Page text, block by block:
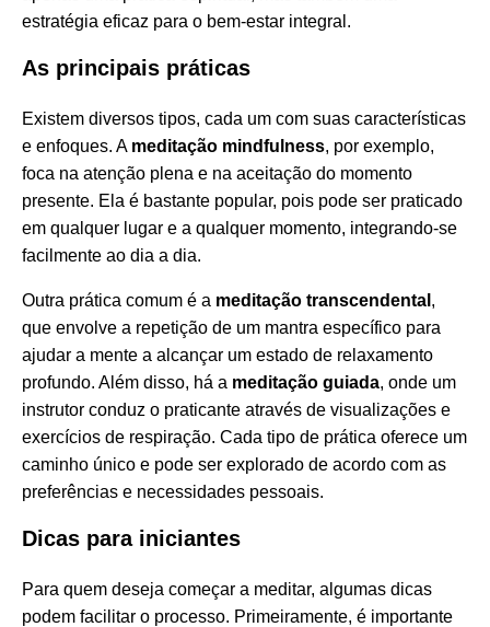
estratégia eficaz para o bem-estar integral.
As principais práticas
Existem diversos tipos, cada um com suas características
e enfoques. A meditação mindfulness, por exemplo,
foca na atenção plena e na aceitação do momento
presente. Ela é bastante popular, pois pode ser praticado
em qualquer lugar e a qualquer momento, integrando-se
facilmente ao dia a dia.
Outra prática comum é a meditação transcendental ,
que envolve a repetição de um mantra específico para
ajudar a mente a alcançar um estado de relaxamento
profundo. Além disso, há a meditação guiada, onde um
instrutor conduz o praticante através de visualizações e
exercícios de respiração. Cada tipo de prática oferece um
caminho único e pode ser explorado de acordo com as
preferências e necessidades pessoais.
Dicas para iniciantes
Para quem deseja começar a meditar, algumas dicas
podem facilitar o processo. Primeiramente, é importante